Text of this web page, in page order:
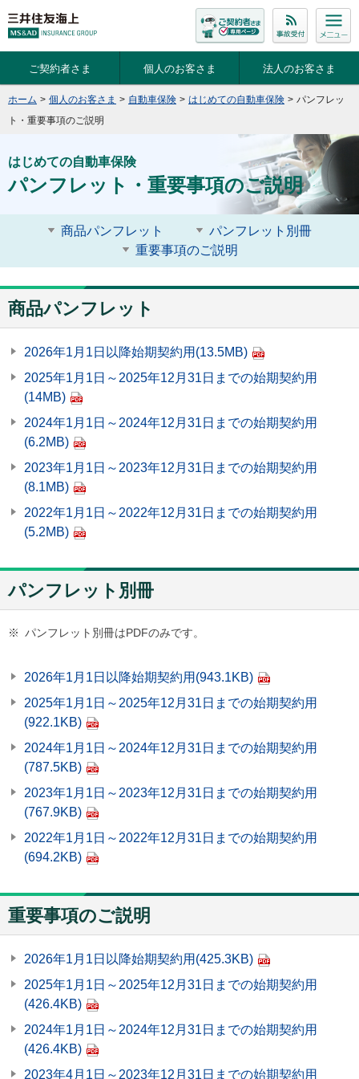
ご契約者さま 個人のお客さま 法人のお客さま
ホーム > 個人のお客さま > 自動車保険 > はじめての自動車保険 > パンフレッ
ト・重要事項のご説明
はじめての自動車保険
パンフレット・重要事項のご説明
商品パンフレット
パンフレット別冊
重要事項のご説明
商品パンフレット
2026年1月1日以降始期契約用 (13.5MB)
2025年1月1日～2025年12月31日までの始期契約用
(14MB)
2024年1月1日～2024年12月31日までの始期契約用
(6.2MB)
2023年1月1日～2023年12月31日までの始期契約用
(8.1MB)
2022年1月1日～2022年12月31日までの始期契約用
(5.2MB)
パンフレット別冊
※ パンフレット別冊はPDFのみです。
2026年1月1日以降始期契約用 (943.1KB)
2025年1月1日～2025年12月31日までの始期契約用
(922.1KB)
2024年1月1日～2024年12月31日までの始期契約用
(787.5KB)
2023年1月1日～2023年12月31日までの始期契約用
(767.9KB)
2022年1月1日～2022年12月31日までの始期契約用
(694.2KB)
重要事項のご説明
2026年1月1日以降始期契約用 (425.3KB)
2025年1月1日～2025年12月31日までの始期契約用
(426.4KB)
2024年1月1日～2024年12月31日までの始期契約用
(426.4KB)
2023年4月1日～2023年12月31日までの始期契約用